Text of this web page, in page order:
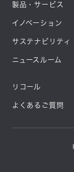
製品・サービス
イノベーション
サステナビリティ
ニュースルーム
リコール
よくあるご質問